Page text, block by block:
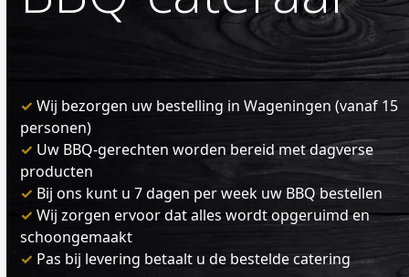
✓ Wij bezorgen uw bestelling in Wageningen (vanaf 15
personen)
✓ Uw BBQ-gerechten worden bereid met dagverse
producten
✓ Bij ons kunt u 7 dagen per week uw BBQ bestellen
✓ Wij zorgen ervoor dat alles wordt opgeruimd en
schoongemaakt
✓ Pas bij levering betaalt u de bestelde catering